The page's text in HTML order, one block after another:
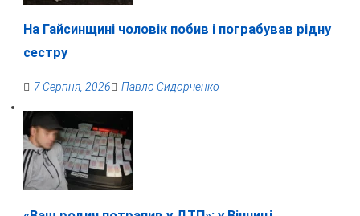
На Гайсинщині чоловік побив і пограбував рідну
сестру
7 Серпня, 2026 Павло Сидорченко